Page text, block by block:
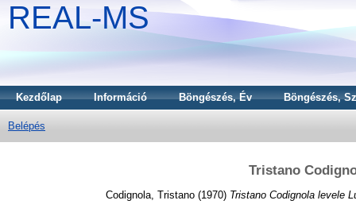
REAL-MS
Kezdőlap Információ Böngészés, Év Böngészés,
Belépés
Tristano
Codignola, Tristano (1970) Tristano Codignola levele